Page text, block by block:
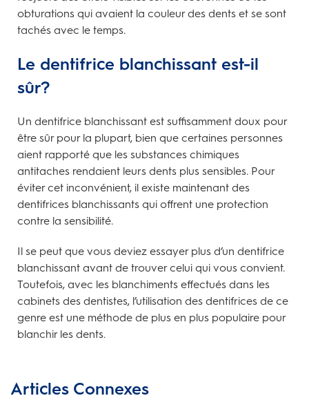
obturations qui avaient la couleur des dents et se sont
tachés avec le temps.
Le dentifrice blanchissant est-il
sûr?
Un dentifrice blanchissant est suffisamment doux pour
être sûr pour la plupart, bien que certaines personnes
aient rapporté que les substances chimiques
antitaches rendaient leurs dents plus sensibles. Pour
éviter cet inconvénient, il existe maintenant des
dentifrices blanchissants qui offrent une protection
contre la sensibilité.
Il se peut que vous deviez essayer plus d’un dentifrice
blanchissant avant de trouver celui qui vous convient.
Toutefois, avec les blanchiments effectués dans les
cabinets des dentistes, l’utilisation des dentifrices de ce
genre est une méthode de plus en plus populaire pour
blanchir les dents.
Articles Connexes